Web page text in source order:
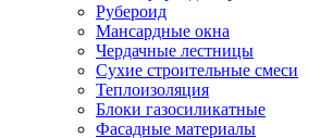
Рубероид
Мансардные окна
Чердачные лестницы
Сухие строительные смеси
Теплоизоляция
Блоки газосиликатные
Фасадные материалы